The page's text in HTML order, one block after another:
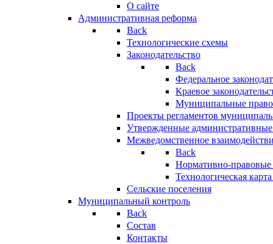
О сайте
Административная реформа
Back
Технологические схемы
Законодательство
Back
Федеральное
Краевое
Муниципальные
Проекты регламентов
Утвержденные
Межведомственное
Back
Нормативно-правовые
Технологическая
Сельские поселения
Муниципальный контроль
Back
Состав
Контакты